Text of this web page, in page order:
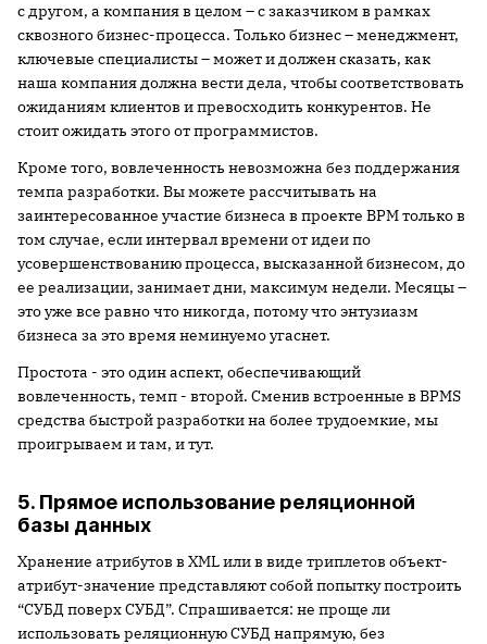
с другом, а компания в целом – с заказчиком в рамках
сквозного бизнес-процесса. Только бизнес – менеджмент,
ключевые специалисты – может и должен сказать, как
наша компания должна вести дела, чтобы соответствовать
ожиданиям клиентов и превосходить конкурентов. Не
стоит ожидать этого от программистов.
Кроме того, вовлеченность невозможна без поддержания
темпа разработки. Вы можете рассчитывать на
заинтересованное участие бизнеса в проекте BPM только в
том случае, если интервал времени от идеи по
усовершенствованию процесса, высказанной бизнесом, до
ее реализации, занимает дни, максимум недели. Месяцы –
это уже все равно что никогда, потому что энтузиазм
бизнеса за это время неминуемо угаснет.
Простота - это один аспект, обеспечивающий
вовлеченность, темп - второй. Сменив встроенные в BPMS
средства быстрой разработки на более трудоемкие, мы
проигрываем и там, и тут.
5. Прямое использование реляционной
базы данных
Хранение атрибутов в XML или в виде триплетов объект-
атрибут-значение представляют собой попытку построить
“СУБД поверх СУБД”. Спрашивается: не проще ли
использовать реляционную СУБД напрямую, без